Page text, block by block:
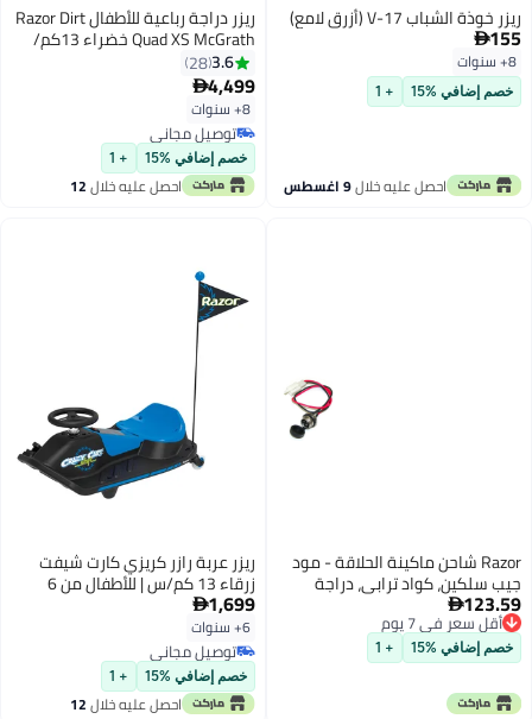
ريزر خوذة الشباب V-17 (أزرق لامع)
155
8+ سنوات
خصم إضافي %15 + 1
احصل عليه خلال9 اغسطس
ريزر دراجة رباعية للأطفال Razor Dirt
Quad XS McGrath خضراء 13كم/
ساعة | للأطفال من عمر 8 سنوات
فما فوق | رباعية الدفع مستوحاة
من الطرق الوعرة | مع استخدام
مستمر يصل إلى 40 دقيقة
3.6
28
4,499
8+ سنوات
توصيل مجاني
توصيل مجاني
خصم إضافي %15 + 1
احصل عليه خلال12
اغسطس
Razor شاحن ماكينة الحلاقة - مود
جيب سلكين، كواد ترابي، دراجة
ترابية MX350 123.59
أقل سعر في 7 يوم
أقل سعر في 7 يوم
خصم إضافي %15 + 1
ريزر عربة رازر كريزي كارت شيفت
زرقاء 13 كم/س | للأطفال من 6
سنوات فما فوق | عربة كهربائية |
عربة انزلاقية | مع إمكانية
الاستخدام المستمر لمدة تصل إلى
40 دقيقة | مغامرة في الهواء
الطلق
1,699
6+ سنوات
توصيل مجاني
توصيل مجاني
خصم إضافي %15 + 1
احصل عليه خلال12